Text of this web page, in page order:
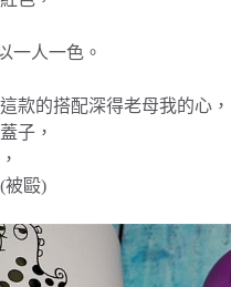
一人一色。
款的搭配深得老母我的心，
子，
被毆)